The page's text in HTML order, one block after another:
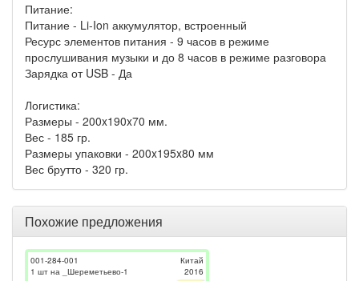
Питание:
Питание - Li-Ion аккумулятор, встроенный
Ресурс элементов питания - 9 часов в режиме
прослушивания музыки и до 8 часов в режиме разговора
Зарядка от USB - Да
Логистика:
Размеры - 200x190x70 мм.
Вес - 185 гр.
Размеры упаковки - 200x195x80 мм
Вес брутто - 320 гр.
Похожие предложения
001-284-001
1 шт на _Шереметьево-1
Китай
2016